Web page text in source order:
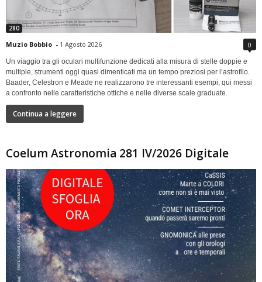
280
Muzio Bobbio - 1 Agosto 2026 0
Un viaggio tra gli oculari multifunzione dedicati alla misura di stelle doppie e
multiple, strumenti oggi quasi dimenticati ma un tempo preziosi per l’astrofilo.
Baader, Celestron e Meade ne realizzarono tre interessanti esempi, qui messi
a confronto nelle caratteristiche ottiche e nelle diverse scale graduate.
Continua a leggere
Coelum Astronomia 281 IV/2026 Digitale